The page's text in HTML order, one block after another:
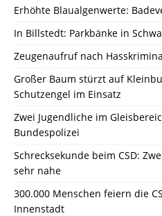
Erhöhte Blaualgenwerte:
In Billstedt: Parkbänke in
Zeugenaufruf nach
Großer Baum stürzt auf
Schutzengel im Einsatz
Zwei Jugendliche im
Bundespolizei
Schrecksekunde beim CSD:
sehr nahe
300.000 Menschen feiern die
Innenstadt